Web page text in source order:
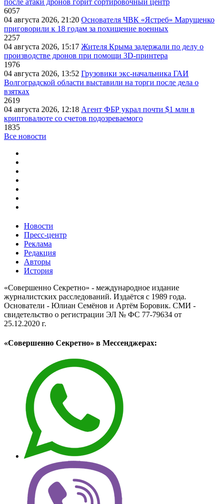
после атаки дронов горит сортировочный центр
6057
04 августа 2026, 21:20 Основателя ЧВК «Ястреб» Марущенко
приговорили к 18 годам за похищение военных
2257
04 августа 2026, 15:17 Жителя Крыма задержали по делу о
производстве дронов при помощи 3D‑принтера
1976
04 августа 2026, 13:52 Грузовики экс-начальника ГАИ
Волгоградской области выставили на торги после дела о
взятках
2619
04 августа 2026, 12:18 Агент ФБР украл почти $1 млн в
криптовалюте со счетов подозреваемого
1835
Все новости
Новости
Пресс-центр
Реклама
Редакция
Авторы
История
«Совершенно Секретно» - международное издание
журналистских расследований. Издаётся с 1989 года.
Основатели - Юлиан Семёнов и Артём Боровик. CМИ -
свидетельство о регистрации ЭЛ № ФС 77-79634 от
25.12.2020 г.
«Совершенно Секретно» в Мессенджерах: